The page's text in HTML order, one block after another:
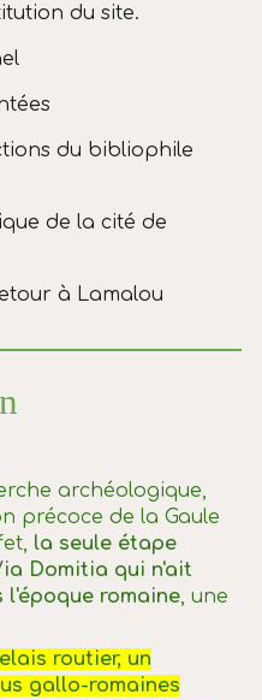
du site.
du bibliophile
de la cité de
à Lamalou
archéologique,
précoce de la Gaule
la seule étape
Domitia qui n'ait
l'époque romaine, une
routier, un
gallo-romaines